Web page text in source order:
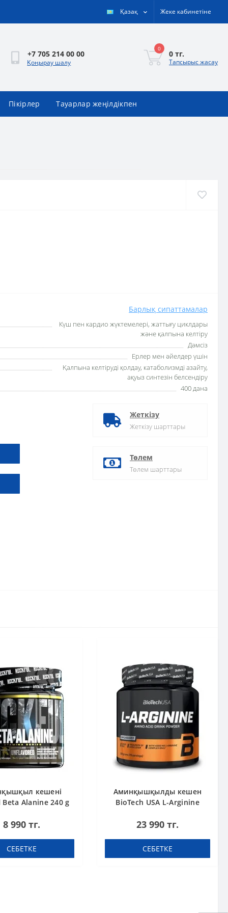
Қазақ Жеке кабинетіне
+7 705 214 00 00
Қоңырау шалу
0
0 тг.
Тапсырыс жасау
Пікірлер Тауарлар жеңілдікпен
Барлық сипаттамалар
Күш пен кардио жүктемелері, жаттығу циклдары
және қалпына келтіру
Дәмсіз
Ерлер мен әйелдер үшін
Қалпына келтіруді қолдау, катаболизмді азайту,
ақуыз синтезін белсендіру
400 дана
Жеткізу
Жеткізу шарттары
Төлем
Төлем шарттары
кешені
Beta Alanine 240 g
8 990 тг.
СЕБЕТКЕ
Аминқышқылды кешен
BioTech USA L-Arginine
23 990 тг.
СЕБЕТКЕ